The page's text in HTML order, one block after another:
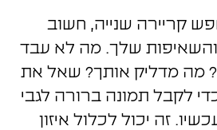
קריירה שנייה, חשוב
שלך. מה לא עבד
מה מדליק אותך? שאל את
לקבל תמונה ברורה לגבי
זה יכול לכלול איזון